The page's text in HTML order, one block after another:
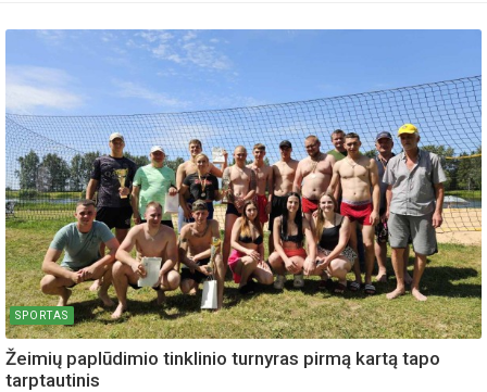
SPORTAS
Žeimių paplūdimio tinklinio turnyras pirmą kartą tapo
tarptautinis